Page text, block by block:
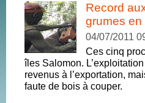
Record
grumes en
04/07/2011
Ces cinq
îles Salomon.
revenus à l’exportation,
faute de bois à couper.